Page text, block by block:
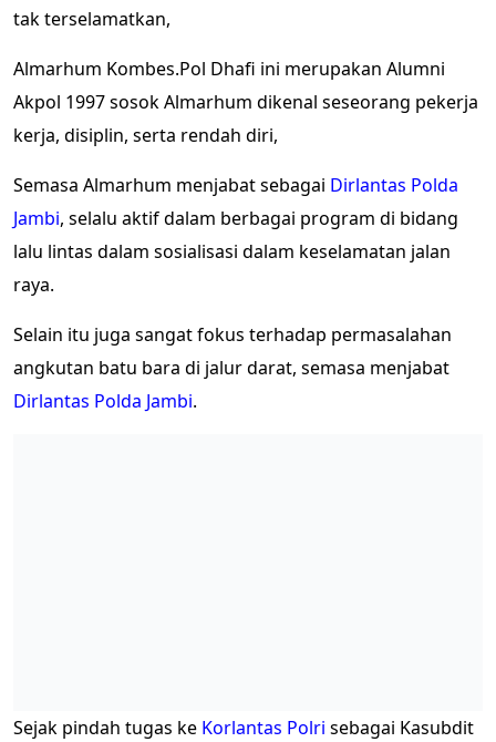
tak terselamatkan,
Almarhum Kombes.Pol Dhafi ini merupakan Alumni
Akpol 1997 sosok Almarhum dikenal seseorang pekerja
kerja, disiplin, serta rendah diri,
Semasa Almarhum menjabat sebagai Dirlantas Polda
Jambi, selalu aktif dalam berbagai program di bidang
lalu lintas dalam sosialisasi dalam keselamatan jalan
raya.
Selain itu juga sangat fokus terhadap permasalahan
angkutan batu bara di jalur darat, semasa menjabat
Dirlantas Polda Jambi.
Sejak pindah tugas ke Korlantas Polri sebagai Kasubdit